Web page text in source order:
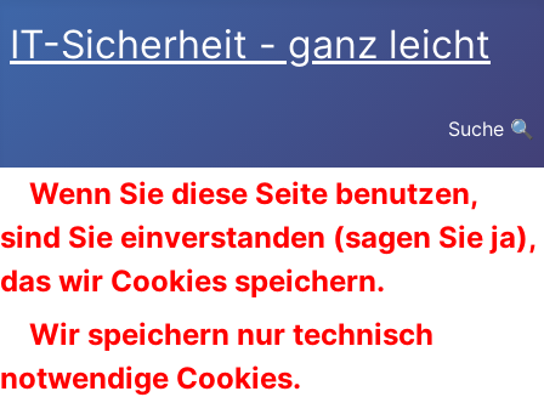
IT-Sicherheit - ganz leicht
Suche 🔍
Wenn Sie diese Seite benutzen,
sind Sie einverstanden (sagen Sie ja),
das wir Cookies speichern.
Wir speichern nur technisch
notwendige Cookies.